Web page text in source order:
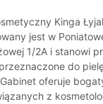
Kinga
jest w
1/2A i stanowi
do
oferuje
z